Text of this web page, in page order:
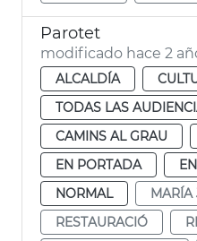
Parotet
modificado hace 2
ALCALDÍA
TODAS LAS
CAMINS AL GRAU
EN PORTADA
NORMAL
MARÍA
RESTAURACIÓ